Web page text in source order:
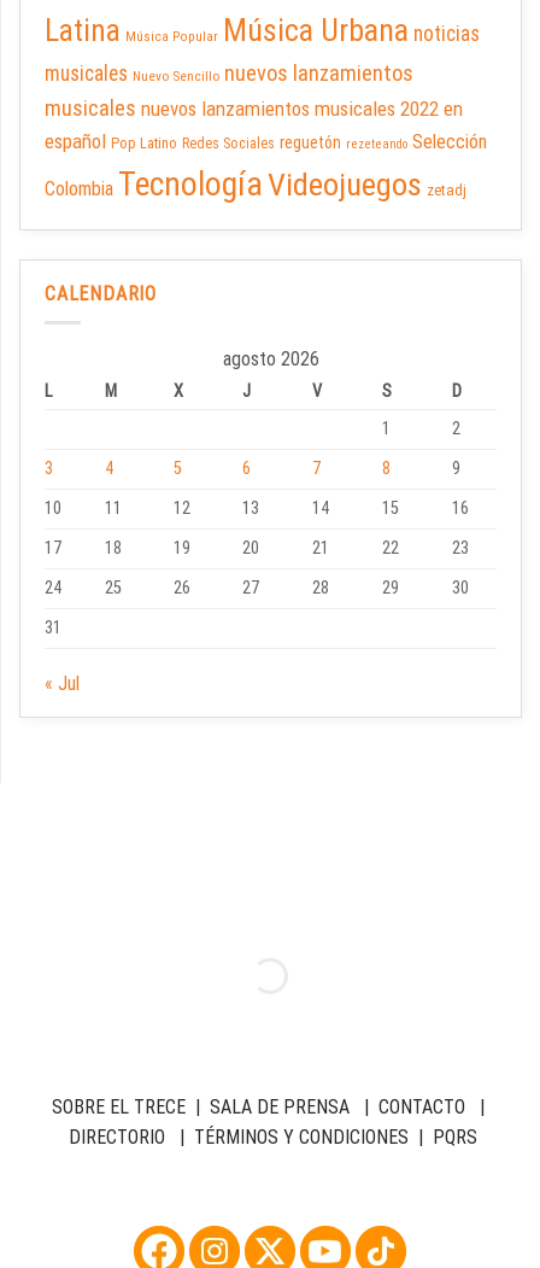
Latina Música Popular Música Urbana noticias
musicales Nuevo Sencillo nuevos lanzamientos
musicales nuevos lanzamientos musicales 2022 en
español Pop Latino Redes Sociales reguetón rezeteando Selección
Colombia TecnologíaVideojuegos zetadj
CALENDARIO
agosto 2026
L M X J V S
D
1
2
3
4 5 6 7 8
9
10
11 12 13 14 15
16
17
18 19 20 21 22
23
24
25 26 27 28 29
30
31
« Jul
SOBRE EL TRECE| SALA DE PRENSA| CONTACTO
DIRECTORIO
TÉRMINOS Y CONDICIONES PQRS